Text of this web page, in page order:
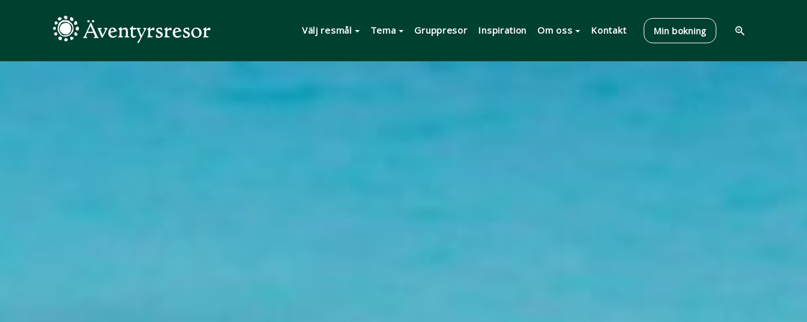
Välj resmål Tema Gruppresor Inspiration Om oss Kontakt Min bokning zoom_in